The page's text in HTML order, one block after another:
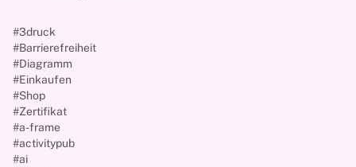
#3druck
#Barrierefreiheit
#Diagramm
#Einkaufen
#Shop
#Zertifikat
#a-frame
#activitypub
#ai